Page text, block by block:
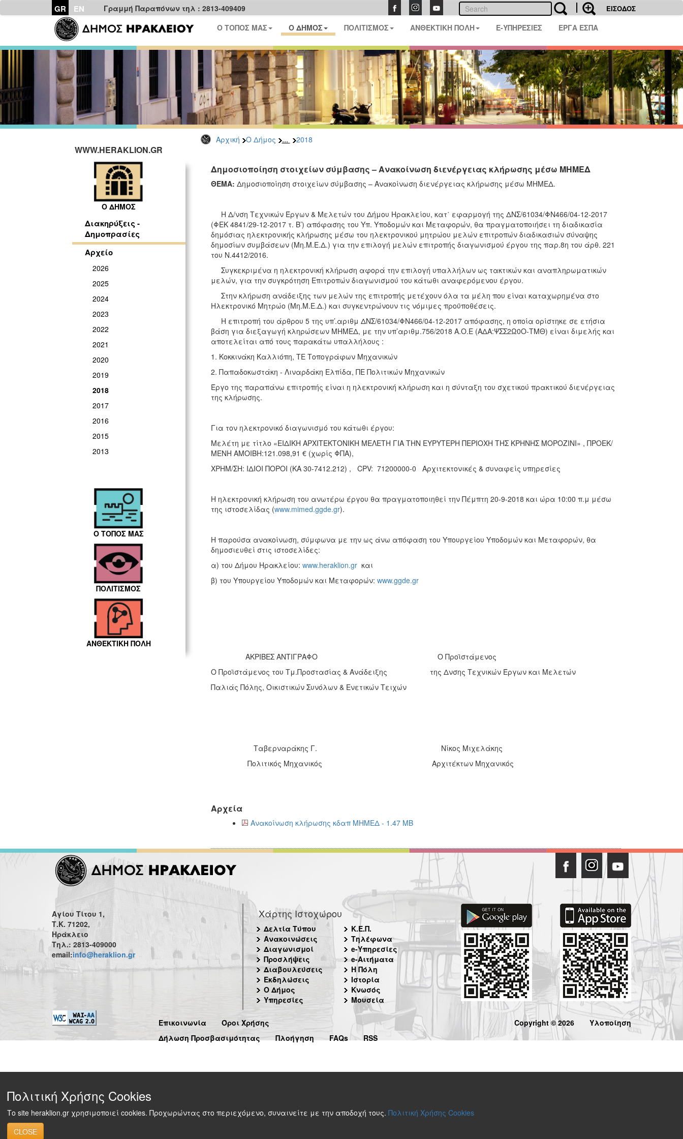
GR EN Γραμμή Παραπόνων τηλ : 2813-409409 ΕΙΣΟΔΟΣ
Ο ΤΟΠΟΣ ΜΑΣ Ο ΔΗΜΟΣ ΠΟΛΙΤΙΣΜΟΣ ΑΝΘΕΚΤΙΚΗ ΠΟΛΗ E-ΥΠΗΡΕΣΙΕΣ ΕΡΓΑ ΕΣΠΑ
Αρχική Ο Δήμος ... 2018
WWW.HERAKLION.GR
Ο ΔΗΜΟΣ
Διακηρύξεις -
Δημοπρασίες
Αρχείο
2026
2025
2024
2023
2022
2021
2020
2019
2018
2017
2016
2015
2013
Ο ΤΟΠΟΣ ΜΑΣ
ΠΟΛΙΤΙΣΜΟΣ
ΑΝΘΕΚΤΙΚΗ ΠΟΛΗ
Δημοσιοποίηση στοιχείων σύμβασης – Ανακοίνωση διενέργειας κλήρωσης μέσω ΜΗΜΕΔ
ΘΕΜΑ: Δημοσιοποίηση στοιχείων σύμβασης – Ανακοίνωση διενέργειας κλήρωσης μέσω ΜΗΜΕΔ.
Η Δ/νση Τεχνικών Έργων & Μελετών του Δήμου Ηρακλείου, κατ΄ εφαρμογή της ΔΝΣ/61034/ΦΝ466/04-12-2017
(ΦΕΚ 4841/29-12-2017 τ. Β’) απόφασης του Υπ. Υποδομών και Μεταφορών, θα πραγματοποιήσει τη διαδικασία
δημόσιας ηλεκτρονικής κλήρωσης μέσω του ηλεκτρονικού μητρώου μελών επιτροπών διαδικασιών σύναψης
δημοσίων συμβάσεων (Μη.Μ.Ε.Δ.) για την επιλογή μελών επιτροπής διαγωνισμού έργου της παρ.8η του άρθ. 221
του Ν.4412/2016.
Συγκεκριμένα η ηλεκτρονική κλήρωση αφορά την επιλογή υπαλλήλων ως τακτικών και αναπληρωματικών
μελών, για την συγκρότηση Επιτροπών διαγωνισμού του κάτωθι αναφερόμενου έργου.
Στην κλήρωση ανάδειξης των μελών της επιτροπής μετέχουν όλα τα μέλη που είναι καταχωρημένα στο
Ηλεκτρονικό Μητρώο (Μη.Μ.Ε.Δ.) και συγκεντρώνουν τις νόμιμες προϋποθέσεις.
Η επιτροπή του άρθρου 5 της υπ’.αριθμ ΔΝΣ/61034/ΦΝ466/04-12-2017 απόφασης, η οποία ορίστηκε σε ετήσια
βάση για διεξαγωγή κληρώσεων ΜΗΜΕΔ, με την υπ’αριθμ.756/2018 Α.Ο.Ε (ΑΔΑ:ΨΣΣ2Ω0Ο-ΤΜΘ) είναι διμελής και
αποτελείται από τους παρακάτω υπαλλήλους :
1. Κοκκινάκη Καλλιόπη, ΤΕ Τοπογράφων Μηχανικών
2. Παπαδοκωστάκη - Λιναρδάκη Ελπίδα, ΠΕ Πολιτικών Μηχανικών
Έργο της παραπάνω επιτροπής είναι η ηλεκτρονική κλήρωση και η σύνταξη του σχετικού πρακτικού διενέργειας
της κλήρωσης.
Για τον ηλεκτρονικό διαγωνισμό του κάτωθι έργου:
Μελέτη με τίτλο «ΕΙΔΙΚΗ ΑΡΧΙΤΕΚΤΟΝΙΚΗ ΜΕΛΕΤΗ ΓΙΑ ΤΗΝ ΕΥΡΥΤΕΡΗ ΠΕΡΙΟΧΗ ΤΗΣ ΚΡΗΝΗΣ ΜΟΡΟΖΙΝΙ» , ΠΡΟΕΚ/
ΜΕΝΗ ΑΜΟΙΒΗ:121.098,91 € (χωρίς ΦΠΑ),
ΧΡΗΜ/ΣΗ: ΙΔΙΟΙ ΠΟΡΟΙ (ΚΑ 30-7412.212) , CPV: 71200000-0 Αρχιτεκτονικές & συναφείς υπηρεσίες
Η ηλεκτρονική κλήρωση του ανωτέρω έργου θα πραγματοποιηθεί την Πέμπτη 20-9-2018 και ώρα 10:00 π.μ μέσω
της ιστοσελίδας (www.mimed.ggde.gr).
Η παρούσα ανακοίνωση, σύμφωνα με την ως άνω απόφαση του Υπουργείου Υποδομών και Μεταφορών, θα
δημοσιευθεί στις ιστοσελίδες:
α) του Δήμου Ηρακλείου: www.heraklion.grκαι
β) του Υπουργείου Υποδομών και Μεταφορών: www.ggde.gr
ΑΚΡΙΒΕΣ ΑΝΤΙΓΡΑΦΟ Ο Προϊστάμενος
Ο Προϊστάμενος του Τμ.Προστασίας & Ανάδειξης της Δνσης Τεχνικών Έργων και Μελετών
Παλιάς Πόλης, Οικιστικών Συνόλων & Ενετικών Τειχών
Ταβερναράκης Γ. Νίκος Μιχελάκης
Πολιτικός Μηχανικός Αρχιτέκτων Μηχανικός
Αρχεία
Ανακοίνωση κλήρωσης κδαπ ΜΗΜΕΔ - 1.47 MB
Αγίου Τίτου 1,
Τ.Κ. 71202,
Ηράκλειο
Τηλ.: 2813-409000
email:info@heraklion.gr
Χάρτης Ιστοχώρου
Δελτία Τύπου
Ανακοινώσεις
Διαγωνισμοί
Προσλήψεις
Διαβουλεύσεις
Εκδηλώσεις
Ο Δήμος
Υπηρεσίες
Κ.Ε.Π.
Τηλέφωνα
e-Υπηρεσίες
e-Αιτήματα
Η Πόλη
Ιστορία
Κνωσός
Μουσεία
Επικοινωνία
Όροι Χρήσης
Δήλωση Προσβασιμότητας
Πλοήγηση FAQs RSS
Copyright © 2026 Υλοποίηση
Πολιτική Χρήσης Cookies
Το site heraklion.gr χρησιμοποιεί cookies. Προχωρώντας στο περιεχόμενο, συναινείτε με την αποδοχή τους. Πολιτική Χρήσης Cookies
CLOSE